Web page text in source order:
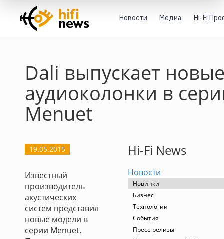
Новости Медиа Hi-Fi
Dali выпускает
аудиоколонки в
Menuet
19.05.2015
Известный
производитель
акустических
систем представил
новые модели в
серии Menuet.
Hi-Fi News
Новости
Новинки
Бизнес
Технологии
События
Пресс-релизы